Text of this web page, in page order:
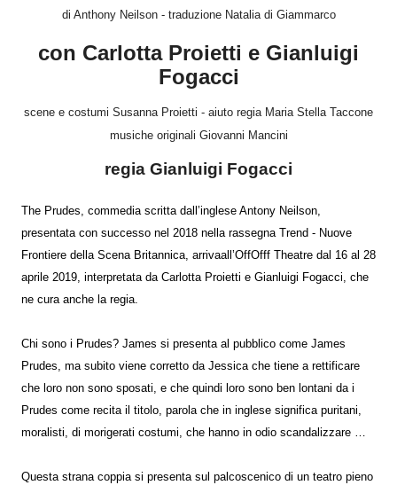
di Anthony Neilson - traduzione Natalia di Giammarco
con Carlotta Proietti e Gianluigi
Fogacci
scene e costumi Susanna Proietti - aiuto regia Maria Stella Taccone
musiche originali Giovanni Mancini
regia Gianluigi Fogacci
The Prudes, commedia scritta dall’inglese Antony Neilson,
presentata con successo nel 2018 nella rassegna Trend - Nuove
Frontiere della Scena Britannica, arrivaall’OffOfff Theatre dal 16 al 28
aprile 2019, interpretata da Carlotta Proietti e Gianluigi Fogacci, che
ne cura anche la regia.
Chi sono i Prudes? James si presenta al pubblico come James
Prudes, ma subito viene corretto da Jessica che tiene a rettificare
che loro non sono sposati, e che quindi loro sono ben lontani da i
Prudes come recita il titolo, parola che in inglese significa puritani,
moralisti, di morigerati costumi, che hanno in odio scandalizzare …
Questa strana coppia si presenta sul palcoscenico di un teatro pieno